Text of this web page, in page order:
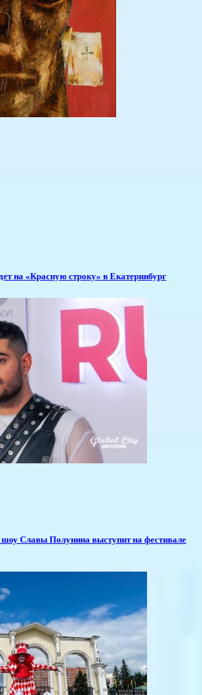
на «Красную строку» в Екатеринбург
Славы Полунина выступит на фестивале